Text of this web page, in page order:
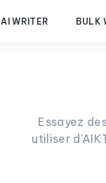
AI WRITER BULK
Essayez
utiliser